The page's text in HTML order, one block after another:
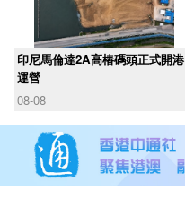
印尼馬倫達2A高樁碼頭正式開港
運營
08-08